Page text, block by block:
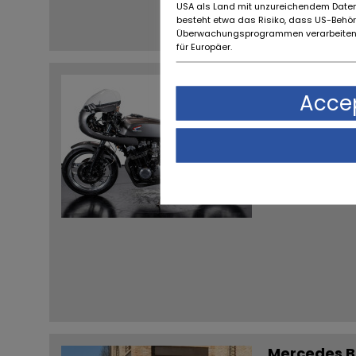
Honda CB
Reggio Emilia
USA als Land mit unzureichendem
besteht etwa das Risiko, dass US-
Überwachungsprogrammen
für Europäer.